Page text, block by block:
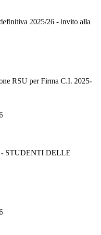
2025/26 - invito alla
RSU per Firma C.I. 2025-
STUDENTI DELLE